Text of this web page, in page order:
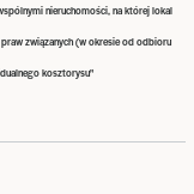
nieruchomości, na której lokal
związanych (w okresie od odbioru
kosztorysu"